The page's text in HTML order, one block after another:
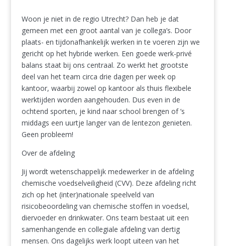
Woon je niet in de regio Utrecht? Dan heb je dat
gemeen met een groot aantal van je collega’s. Door
plaats- en tijdonafhankelijk werken in te voeren zijn we
gericht op het hybride werken. Een goede werk-privé
balans staat bij ons centraal. Zo werkt het grootste
deel van het team circa drie dagen per week op
kantoor, waarbij zowel op kantoor als thuis flexibele
werktijden worden aangehouden. Dus even in de
ochtend sporten, je kind naar school brengen of ’s
middags een uurtje langer van de lentezon genieten.
Geen probleem!
Over de afdeling
Jij wordt wetenschappelijk medewerker in de afdeling
chemische voedselveiligheid (CVV). Deze afdeling richt
zich op het (inter)nationale speelveld van
risicobeoordeling van chemische stoffen in voedsel,
diervoeder en drinkwater. Ons team bestaat uit een
samenhangende en collegiale afdeling van dertig
mensen. Ons dagelijks werk loopt uiteen van het